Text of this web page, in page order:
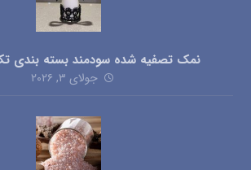
نمک تصفیه شده سودمند بسته بندی
جولای ۳, ۲۰۲۶